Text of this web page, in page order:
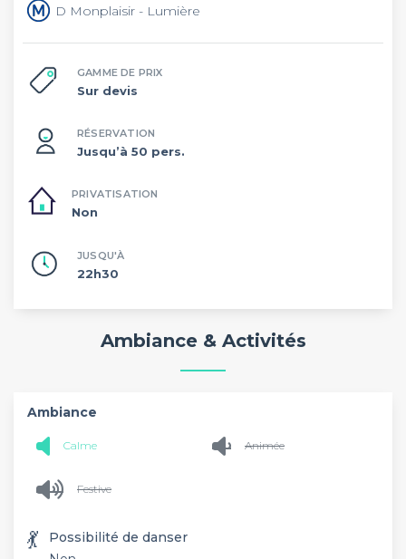
D Monplaisir - Lumière
GAMME DE PRIX
Sur devis
RÉSERVATION
Jusqu’à 50 pers.
PRIVATISATION
Non
JUSQU'À
22h30
Ambiance & Activités
Ambiance
Calme Animée
Festive
💃
Possibilité de danser